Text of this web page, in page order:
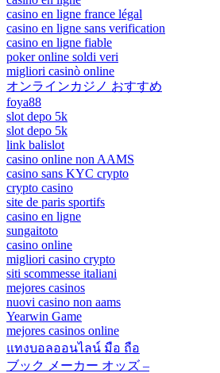
casino en ligne france légal
casino en ligne sans verification
casino en ligne fiable
poker online soldi veri
migliori casinò online
オンラインカジノ おすすめ
foya88
slot depo 5k
slot depo 5k
link balislot
casino online non AAMS
casino sans KYC crypto
crypto casino
site de paris sportifs
casino en ligne
sungaitoto
casino online
migliori casino crypto
siti scommesse italiani
mejores casinos
nuovi casino non aams
Yearwin Game
mejores casinos online
แทงบอลออนไลน์ มือ ถือ
ブック メーカー オッズ –